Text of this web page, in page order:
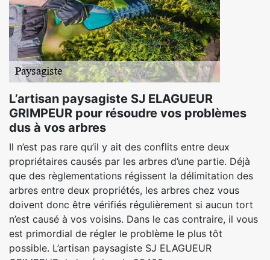
L’artisan paysagiste SJ ELAGUEUR
GRIMPEUR pour résoudre vos problèmes
dus à vos arbres
Il n’est pas rare qu’il y ait des conflits entre deux
propriétaires causés par les arbres d’une partie. Déjà
que des règlementations régissent la délimitation des
arbres entre deux propriétés, les arbres chez vous
doivent donc être vérifiés régulièrement si aucun tort
n’est causé à vos voisins. Dans le cas contraire, il vous
est primordial de régler le problème le plus tôt
possible. L’artisan paysagiste SJ ELAGUEUR